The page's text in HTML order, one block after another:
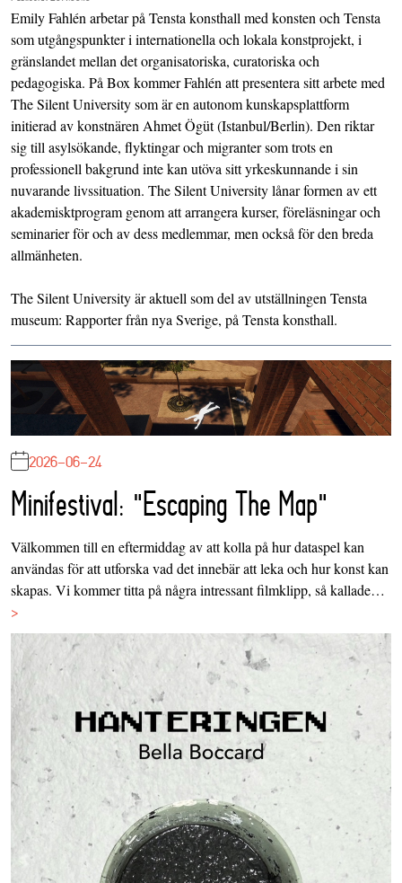
Emily Fahlén arbetar på Tensta konsthall med konsten och Tensta
som utgångspunkter i internationella och lokala konstprojekt, i
gränslandet mellan det organisatoriska, curatoriska och
pedagogiska. På Box kommer Fahlén att presentera sitt arbete med
The Silent University som är en autonom kunskapsplattform
initierad av konstnären Ahmet Ögüt (Istanbul/Berlin). Den riktar
sig till asylsökande, flyktingar och migranter som trots en
professionell bakgrund inte kan utöva sitt yrkeskunnande i sin
nuvarande livssituation. The Silent University lånar formen av ett
akademisktprogram genom att arrangera kurser, föreläsningar och
seminarier för och av dess medlemmar, men också för den breda
allmänheten.
The Silent University är aktuell som del av utställningen Tensta
museum: Rapporter från nya Sverige, på Tensta konsthall.
2026-06-24
Minifestival: "Escaping The Map"
Välkommen till en eftermiddag av att kolla på hur dataspel kan
användas för att utforska vad det innebär att leka och hur konst kan
skapas. Vi kommer titta på några intressant filmklipp, så kallade…
>